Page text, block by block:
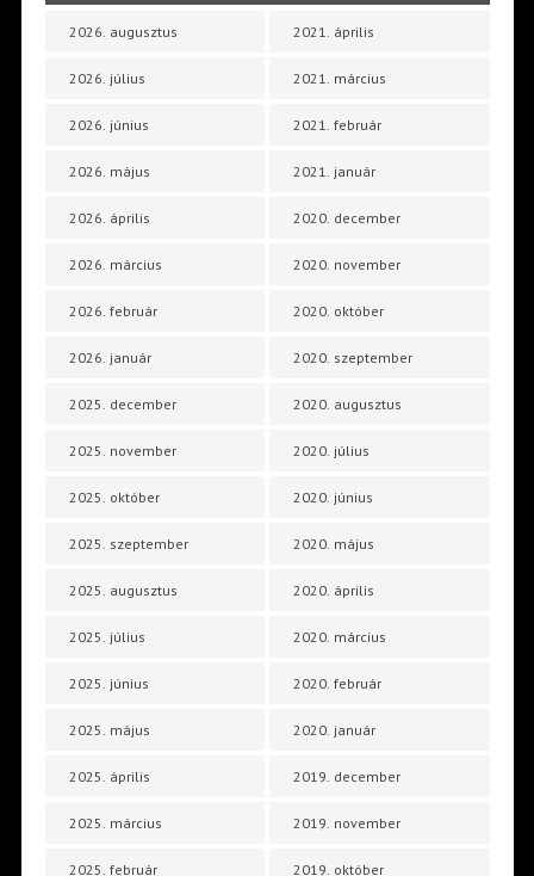
2026. augusztus
2026. július
2026. június
2026. május
2026. április
2026. március
2026. február
2026. január
2025. december
2025. november
2025. október
2025. szeptember
2025. augusztus
2025. július
2025. június
2025. május
2025. április
2025. március
2025. február
2021. április
2021. március
2021. február
2021. január
2020. december
2020. november
2020. október
2020. szeptember
2020. augusztus
2020. július
2020. június
2020. május
2020. április
2020. március
2020. február
2020. január
2019. december
2019. november
2019. október